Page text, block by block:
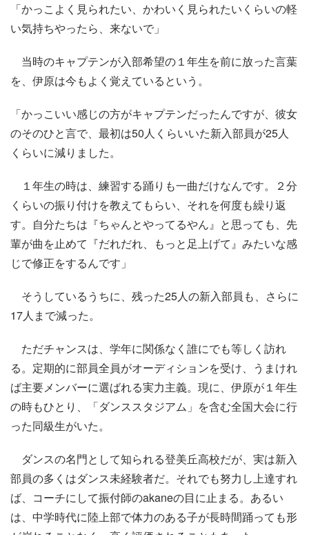
「かっこよく見られたい、かわいく見られたいくらいの軽
い気持ちやったら、来ないで」
当時のキャプテンが入部希望の１年生を前に放った言葉
を、伊原は今もよく覚えているという。
「かっこいい感じの方がキャプテンだったんですが、彼女
のそのひと言で、最初は50人くらいいた新入部員が25人
くらいに減りました。
１年生の時は、練習する踊りも一曲だけなんです。２分
くらいの振り付けを教えてもらい、それを何度も繰り返
す。自分たちは『ちゃんとやってるやん』と思っても、先
輩が曲を止めて『だれだれ、もっと足上げて』みたいな感
じで修正をするんです」
そうしているうちに、残った25人の新入部員も、さらに
17人まで減った。
ただチャンスは、学年に関係なく誰にでも等しく訪れ
る。定期的に部員全員がオーディションを受け、うまけれ
ば主要メンバーに選ばれる実力主義。現に、伊原が１年生
の時もひとり、「ダンススタジアム」を含む全国大会に行
った同級生がいた。
ダンスの名門として知られる登美丘高校だが、実は新入
部員の多くはダンス未経験者だ。それでも努力し上達すれ
ば、コーチにして振付師のakaneの目に止まる。あるい
は、中学時代に陸上部で体力のある子が長時間踊っても形